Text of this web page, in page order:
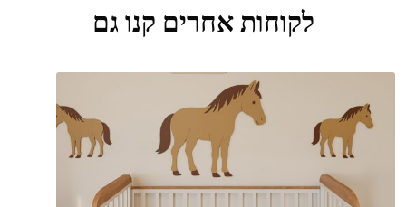
לקוחות אחרים קנו גם